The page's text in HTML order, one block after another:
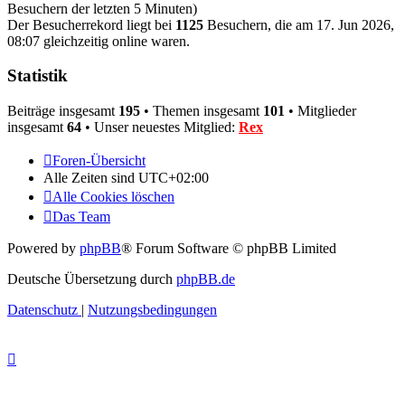
Besuchern der letzten 5 Minuten)
Der Besucherrekord liegt bei 1125 Besuchern, die am 17. Jun 2026,
08:07 gleichzeitig online waren.
Statistik
Beiträge insgesamt 195 • Themen insgesamt 101 • Mitglieder
insgesamt 64 • Unser neuestes Mitglied: Rex
Foren-Übersicht
Alle Zeiten sind UTC+02:00
Alle Cookies löschen
Das Team
Powered by phpBB® Forum Software © phpBB Limited
Deutsche Übersetzung durch phpBB.de
Datenschutz | Nutzungsbedingungen